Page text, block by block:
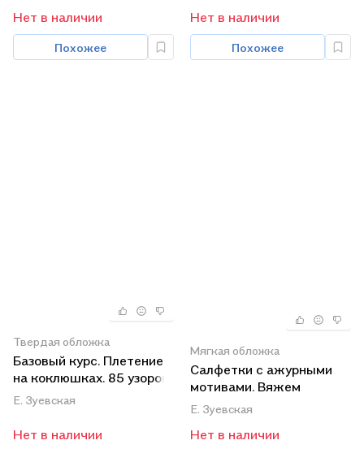
Нет в наличии
Похожее
Нет в наличии
Похожее
Твердая обложка
Базовый курс. Плетение
на коклюшках. 85 узоров
с пошаговыми
описаниями и схемами
Е. Зуевская
Нет в наличии
Мягкая обложка
Салфетки с ажурными
мотивами. Вяжем
крючком
Е. Зуевская
Нет в наличии